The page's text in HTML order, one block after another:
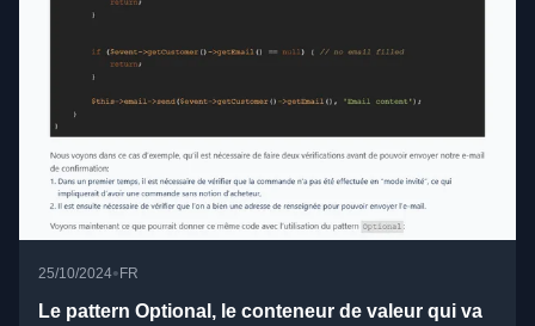
25/10/2024• FR
Le pattern Optional, le conteneur de valeur qui va